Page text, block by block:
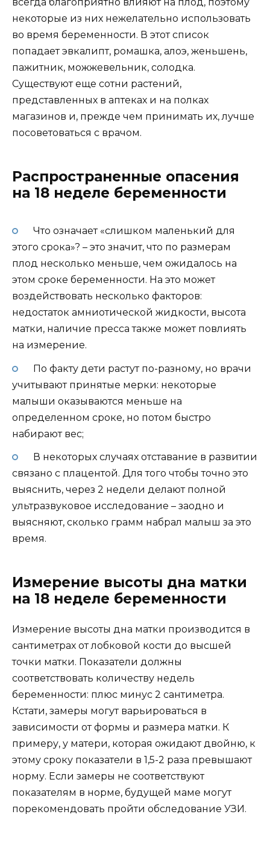
некоторые из них нежелательно использовать
во время беременности. В этот список
попадает эвкалипт, ромашка, алоэ, женьшень,
пажитник, можжевельник, солодка.
Существуют еще сотни растений,
представленных в аптеках и на полках
магазинов и, прежде чем принимать их, лучше
посоветоваться с врачом.
Распространенные опасения
на 18 неделе беременности
Что означает «слишком маленький для
этого срока»? – это значит, что по размерам
плод несколько меньше, чем ожидалось на
этом сроке беременности. На это может
воздействовать несколько факторов:
недостаток амниотической жидкости, высота
матки, наличие пресса также может повлиять
на измерение.
По факту дети растут по-разному, но врачи
учитывают принятые мерки: некоторые
малыши оказываются меньше на
определенном сроке, но потом быстро
набирают вес;
В некоторых случаях отставание в развитии
связано с плацентой. Для того чтобы точно это
выяснить, через 2 недели делают полной
ультразвуковое исследование – заодно и
выясняют, сколько грамм набрал малыш за это
время.
Измерение высоты дна матки
на 18 неделе беременности
Измерение высоты дна матки производится в
сантиметрах от лобковой кости до высшей
точки матки. Показатели должны
соответствовать количеству недель
беременности: плюс минус 2 сантиметра.
Кстати, замеры могут варьироваться в
зависимости от формы и размера матки. К
примеру, у матери, которая ожидают двойню, к
этому сроку показатели в 1,5-2 раза превышают
норму. Если замеры не соответствуют
показателям в норме, будущей маме могут
порекомендовать пройти обследование УЗИ.